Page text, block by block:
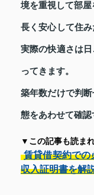
境を重視して部屋
長く安心して住み
実際の快適さは
ってきます。
築年数だけで判
態をあわせて確認
▼この記事も読ま
賃貸借契約での
収入証明書を解